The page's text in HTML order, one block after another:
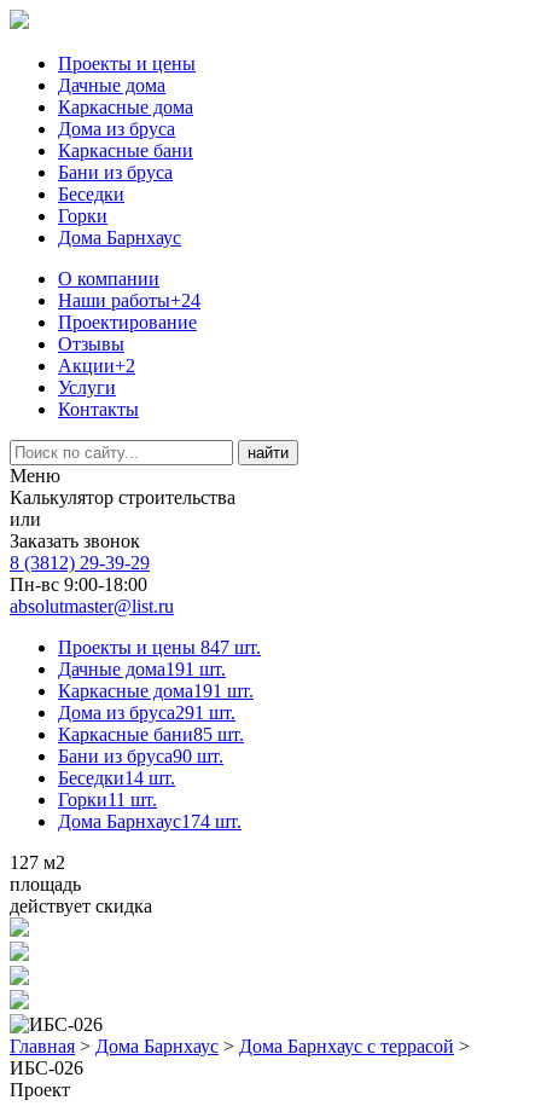
Проекты и цены
Дачные дома
Каркасные дома
Дома из бруса
Каркасные бани
Бани из бруса
Беседки
Горки
Дома Барнхаус
О компании
Наши работы+24
Проектирование
Отзывы
Акции+2
Услуги
Контакты
Меню
Калькулятор строительства
или
Заказать звонок
8 (3812) 29-39-29
Пн-вс 9:00-18:00
absolutmaster@list.ru
Проекты и цены 847 шт.
Дачные дома191 шт.
Каркасные дома191 шт.
Дома из бруса291 шт.
Каркасные бани85 шт.
Бани из бруса90 шт.
Беседки14 шт.
Горки11 шт.
Дома Барнхаус174 шт.
127 м2
площадь
действует скидка
Главная > Дома Барнхаус > Дома Барнхаус с террасой >
ИБС-026
Проект